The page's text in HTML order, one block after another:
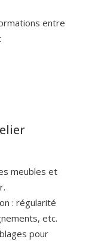
entre
meubles et
: régularité
etc.
pour